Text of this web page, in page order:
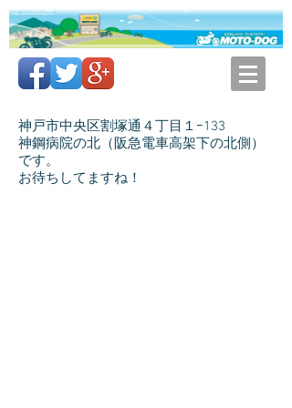
神戸市中央区割塚通４丁目１ｰ133
神鋼病院の北（阪急電車高架下の北側）
です。
お待ちしてますね！